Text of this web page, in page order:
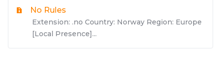
No Rules
Extension: .no Country: Norway Region: Europe
[Local Presence]...